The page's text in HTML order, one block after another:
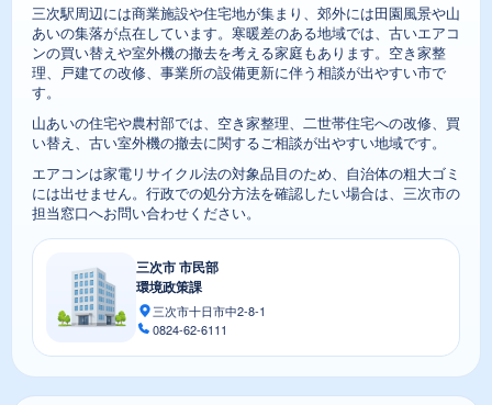
三次駅周辺には商業施設や住宅地が集まり、郊外には田園風景や山
あいの集落が点在しています。寒暖差のある地域では、古いエアコ
ンの買い替えや室外機の撤去を考える家庭もあります。空き家整
理、戸建ての改修、事業所の設備更新に伴う相談が出やすい市で
す。
山あいの住宅や農村部では、空き家整理、二世帯住宅への改修、買
い替え、古い室外機の撤去に関するご相談が出やすい地域です。
エアコンは家電リサイクル法の対象品目のため、自治体の粗大ゴミ
には出せません。行政での処分方法を確認したい場合は、三次市の
担当窓口へお問い合わせください。
三次市 市民部
環境政策課
三次市十日市中2-8-1
0824-62-6111